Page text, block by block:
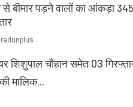
पड़ने वालों का आंकड़ा 345
शिशुपाल चौहान समेत 03
मालिक…